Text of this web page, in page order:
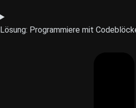
Lösung: Programmiere mit